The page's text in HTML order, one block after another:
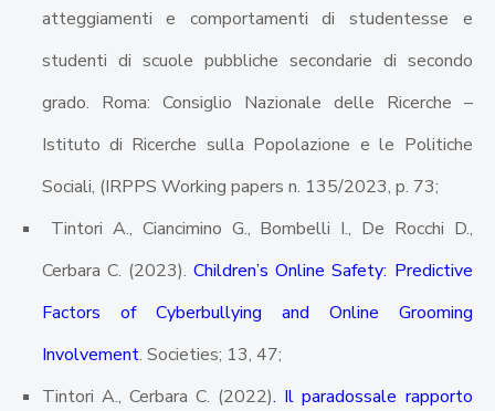
atteggiamenti e comportamenti di studentesse e
studenti di scuole pubbliche secondarie di secondo
grado. Roma: Consiglio Nazionale delle Ricerche –
Istituto di Ricerche sulla Popolazione e le Politiche
Sociali, (IRPPS Working papers n. 135/2023, p. 73;
Tintori A., Ciancimino G., Bombelli I., De Rocchi D.,
Cerbara C. (2023). Children’s Online Safety: Predictive
Factors of Cyberbullying and Online Grooming
Involvement. Societies; 13, 47;
Tintori A., Cerbara C. (2022). Il paradossale rapporto